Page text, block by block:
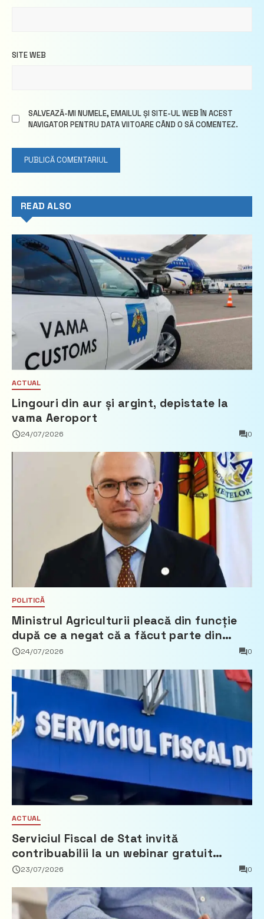
SITE WEB
SALVEAZĂ-MI NUMELE, EMAILUL ȘI SITE-UL WEB ÎN ACEST
NAVIGATOR PENTRU DATA VIITOARE CÂND O SĂ COMENTEZ.
READ ALSO
ACTUAL
Lingouri din aur și argint, depistate la
vama Aeroport
24/07/2026 0
POLITICĂ
Ministrul Agriculturii pleacă din funcție
după ce a negat că a făcut parte din
Partidul Democrat
24/07/2026 0
ACTUAL
Serviciul Fiscal de Stat invită
contribuabilii la un webinar gratuit
privind calculul impozitului pe bunurile
23/07/2026 0